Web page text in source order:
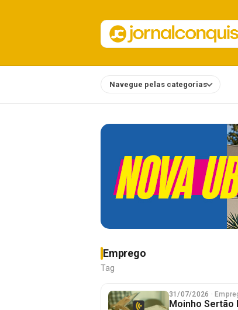
Navegue pelas categorias
Emprego
Tag
31/07/2026 ·
Moinho Sertão